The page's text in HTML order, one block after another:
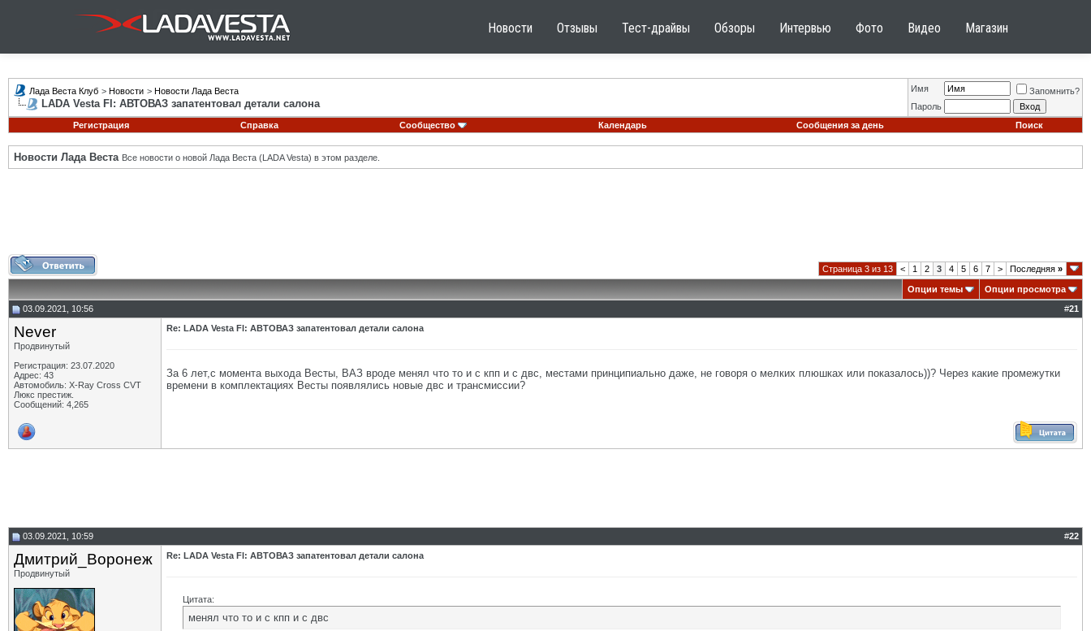
Новости Отзывы Тест-драйвы Обзоры Интервью Фото Видео Магазин
Лада Веста Клуб > Новости > Новости Лада Веста
LADA Vesta Fl: АВТОВАЗ запатентовал детали салона
Имя
Запомнить?
Пароль
Регистрация
Справка Сообщество Календарь Сообщения за день Поиск
Новости Лада Веста Все новости о новой Лада Веста (LADA Vesta) в этом разделе.
Страница 3 из 13 < 1 2 3 4 5 6 7 > Последняя »
Опции темы
Опции просмотра
03.09.2021, 10:56
#21
Never
Продвинутый
Регистрация: 23.07.2020
Адрес: 43
Автомобиль: X-Ray Cross CVT
Люкс престиж.
Сообщений: 4,265
Re: LADA Vesta Fl: АВТОВАЗ запатентовал детали салона
За 6 лет,с момента выхода Весты, ВАЗ вроде менял что то и с кпп и с двс, местами принципиально даже, не говоря о мелких плюшках или показалось))? Через какие промежутки
времени в комплектациях Весты появлялись новые двс и трансмиссии?
03.09.2021, 10:59 #22
Дмитрий_Воронеж
Продвинутый
Re: LADA Vesta Fl: АВТОВАЗ запатентовал детали салона
Цитата:
менял что то и с кпп и с двс